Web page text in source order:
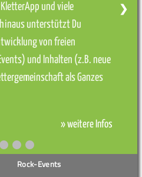
und viele
unterstützt Du
von freien
und Inhalten (z.B. neue
als Ganzes
» weitere Infos
❯
Rock-Events